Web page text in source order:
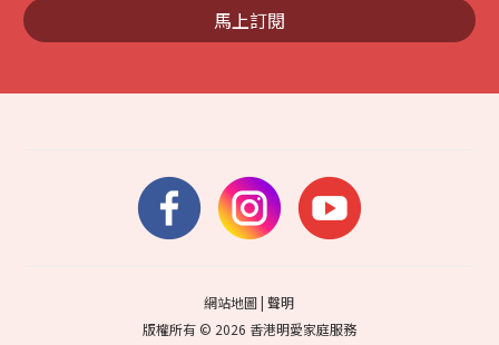
馬上訂閱
網站地圖|聲明
版權所有 © 2026 香港明愛家庭服務